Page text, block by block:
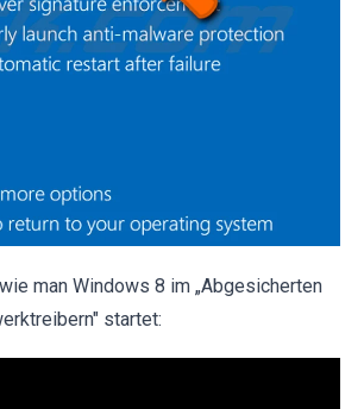
man Windows 8 im „Abgesicherten
startet: